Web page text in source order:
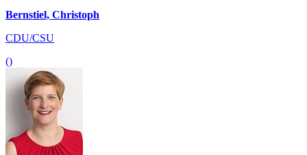
Bernstiel, Christoph
CDU/CSU
()